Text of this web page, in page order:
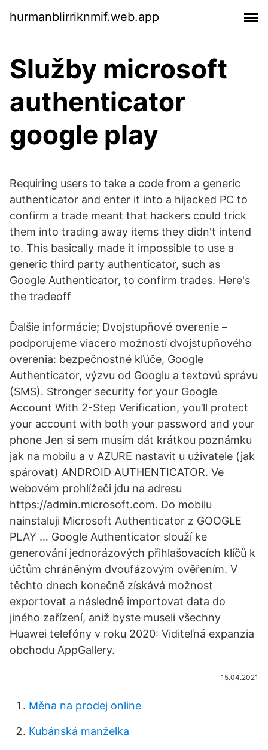
hurmanblirriknmif.web.app
Služby microsoft
authenticator
google play
Requiring users to take a code from a generic
authenticator and enter it into a hijacked PC to
confirm a trade meant that hackers could trick
them into trading away items they didn't intend
to. This basically made it impossible to use a
generic third party authenticator, such as
Google Authenticator, to confirm trades. Here's
the tradeoff
Ďalšie informácie; Dvojstupňové overenie –
podporujeme viacero možností dvojstupňového
overenia: bezpečnostné kľúče, Google
Authenticator, výzvu od Googlu a textovú správu
(SMS). Stronger security for your Google
Account With 2-Step Verification, you’ll protect
your account with both your password and your
phone Jen si sem musím dát krátkou poznámku
jak na mobilu a v AZURE nastavit u uživatele (jak
spárovat) ANDROID AUTHENTICATOR. Ve
webovém prohlížeči jdu na adresu
https://admin.microsoft.com. Do mobilu
nainstaluji Microsoft Authenticator z GOOGLE
PLAY … Google Authenticator slouží ke
generování jednorázových přihlašovacích klíčů k
účtům chráněným dvoufázovým ověřením. V
těchto dnech konečně získává možnost
exportovat a následně importovat data do
jiného zařízení, aniž byste museli všechny
Huawei telefóny v roku 2020: Viditeľná expanzia
obchodu AppGallery.
15.04.2021
Měna na prodej online
Kubánská manželka